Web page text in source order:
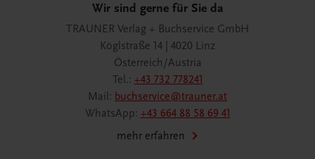
Wir sind gerne für Sie da
TRAUNER Verlag + Buchservice GmbH
Köglstraße 14 | 4020 Linz
Österreich/Austria
Tel.: +43 732 778241
Mail: buchservice@trauner.at
WhatsApp: +43 664 88 58 69 41
mehr erfahren